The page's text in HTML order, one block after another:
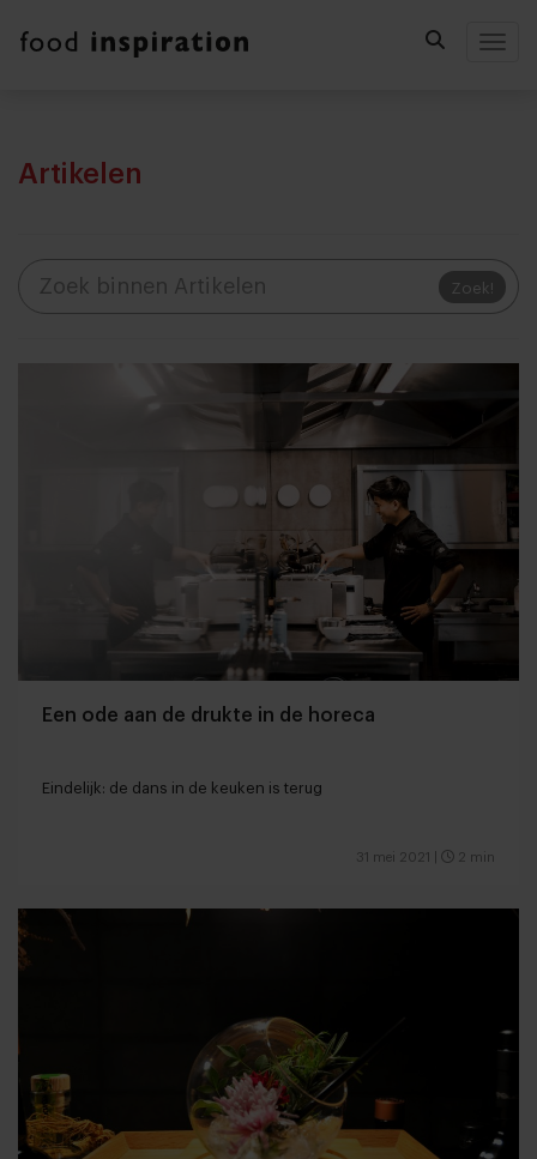
Artikelen
Zoek!
Een ode aan de drukte in de horeca
Eindelijk: de dans in de keuken is terug
31 mei 2021 2 min